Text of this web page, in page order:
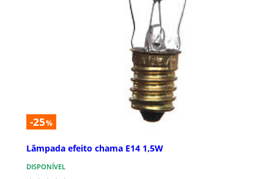
-25%
Lâmpada efeito chama E14 1,5W
DISPONÍVEL